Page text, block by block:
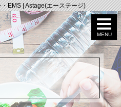
EMS | Astage(エーステージ)